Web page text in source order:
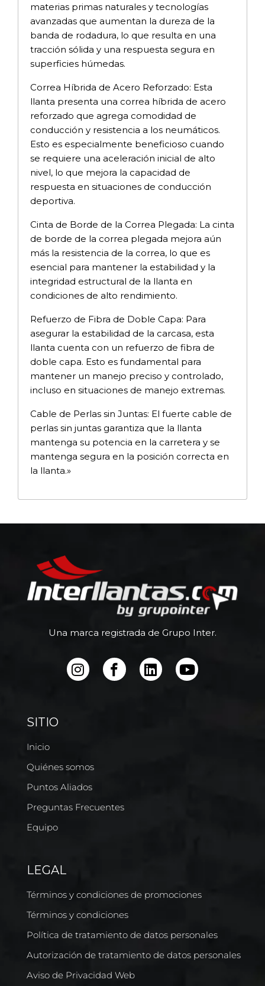
materias primas naturales y tecnologías
avanzadas que aumentan la dureza de la
banda de rodadura, lo que resulta en una
tracción sólida y una respuesta segura en
superficies húmedas.
Correa Híbrida de Acero Reforzado: Esta
llanta presenta una correa híbrida de acero
reforzado que agrega comodidad de
conducción y resistencia a los neumáticos.
Esto es especialmente beneficioso cuando
se requiere una aceleración inicial de alto
nivel, lo que mejora la capacidad de
respuesta en situaciones de conducción
deportiva.
Cinta de Borde de la Correa Plegada: La cinta
de borde de la correa plegada mejora aún
más la resistencia de la correa, lo que es
esencial para mantener la estabilidad y la
integridad estructural de la llanta en
condiciones de alto rendimiento.
Refuerzo de Fibra de Doble Capa: Para
asegurar la estabilidad de la carcasa, esta
llanta cuenta con un refuerzo de fibra de
doble capa. Esto es fundamental para
mantener un manejo preciso y controlado,
incluso en situaciones de manejo extremas.
Cable de Perlas sin Juntas: El fuerte cable de
perlas sin juntas garantiza que la llanta
mantenga su potencia en la carretera y se
mantenga segura en la posición correcta en
la llanta.»
Una marca registrada de Grupo Inter.
SITIO
Inicio
Quiénes somos
Puntos Aliados
Preguntas Frecuentes
Equipo
LEGAL
Términos y condiciones de promociones
Términos y condiciones
Política de tratamiento de datos personales
Autorización de tratamiento de datos personales
Aviso de Privacidad Web